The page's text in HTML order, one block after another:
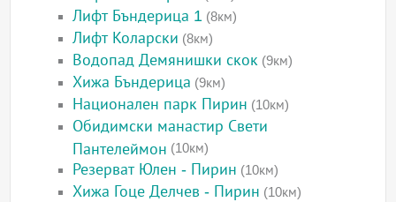
Лифт Бъндерица 1 (8км)
Лифт Коларски (8км)
Водопад Демянишки скок (9км)
Хижа Бъндерица (9км)
Национален парк Пирин (10км)
Обидимски манастир Свети
Пантелеймон (10км)
Резерват Юлен - Пирин (10км)
Хижа Гоце Делчев - Пирин (10км)